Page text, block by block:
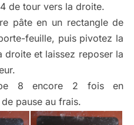
de tour vers la droite.
pâte en un rectangle de
feuille, puis pivotez la
droite et laissez reposer la
8 encore 2 fois en
pause au frais.